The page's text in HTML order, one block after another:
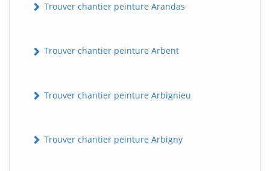
Trouver chantier peinture Arandas
Trouver chantier peinture Arbent
Trouver chantier peinture Arbignieu
Trouver chantier peinture Arbigny